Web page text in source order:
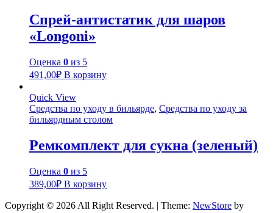
Спрей-антистатик для шаров
«Longoni»
Оценка 0 из 5
491,00₽ В корзину
Quick View
Средства по уходу в бильярде, Средства по уходу за
бильярдным столом
Ремкомплект для сукна (зеленый)
Оценка 0 из 5
389,00₽ В корзину
Copyright © 2026 All Right Reserved. | Theme: NewStore by